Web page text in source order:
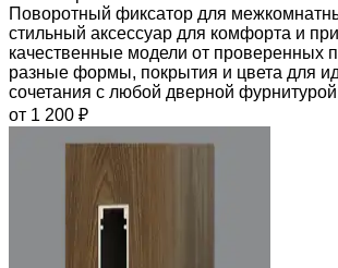
Поворотный фиксатор для
стильный аксессуар для комфорта и
качественные модели от проверенных
разные формы, покрытия и цвета для
сочетания с любой дверной
от 1 200 ₽